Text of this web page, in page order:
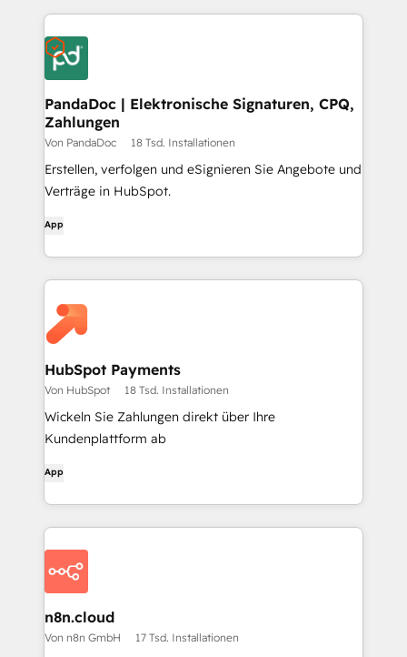
PandaDoc | Elektronische Signaturen, CPQ,
Zahlungen
Von PandaDoc 18 Tsd. Installationen
Erstellen, verfolgen und eSignieren Sie Angebote und
Verträge in HubSpot.
App
HubSpot Payments
Von HubSpot 18 Tsd. Installationen
Wickeln Sie Zahlungen direkt über Ihre
Kundenplattform ab
App
n8n.cloud
Von n8n GmbH 17 Tsd. Installationen